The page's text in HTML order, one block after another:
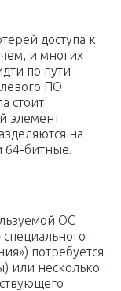
доступа к
и многих
по пути
ПО
стоит
элемент
на
64-битные.
ОС
потребуется
или несколько